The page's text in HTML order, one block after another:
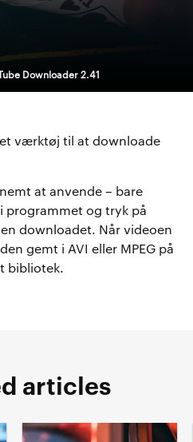
Downloader 2.41
værktøj til at downloade
at anvende – bare
programmet og tryk på
downloadet. Når videoen
gemt i AVI eller MPEG på
bibliotek.
articles